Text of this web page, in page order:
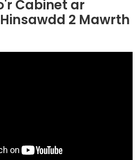
Cabinet ar
2 Mawrth